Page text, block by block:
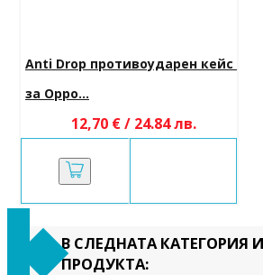
Anti Drop противоударен кейс
за Oppo...
12,70 € / 24.84 лв.
В СЛЕДНАТА КАТЕГОРИЯ
ПРОДУКТА: